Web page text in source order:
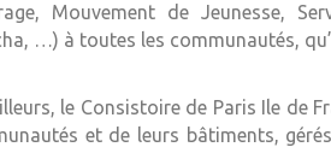
Mouvement de Jeunesse,
…) à toutes les communautés,
le Consistoire de Paris Ile de
et de leurs bâtiments,